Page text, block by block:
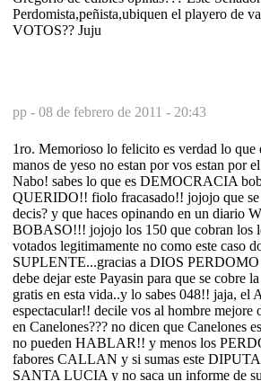
Perdomista,peñista,ubiquen el playero de
VOTOS?? Juju
pp - 08 de febrero de 2011 - 20:43
1ro. Memorioso lo felicito es verdad lo
manos de yeso no estan por vos estan por
Nabo! sabes lo que es DEMOCRACIA
QUERIDO!! fiolo fracasado!! jojojo que se
decis? y que haces opinando en un diario
BOBASO!!! jojojo los 150 que cobran los
votados legitimamente no como este caso
SUPLENTE...gracias a DIOS
debe dejar este Payasin para que se cobre
gratis en esta vida..y lo sabes 048!! jaja, el
espectacular!! decile vos al hombre
en Canelones??? no dicen que Canelones
no pueden HABLAR!! y menos los
fabores CALLAN y si sumas este
SANTA LUCIA y no saca un informe de